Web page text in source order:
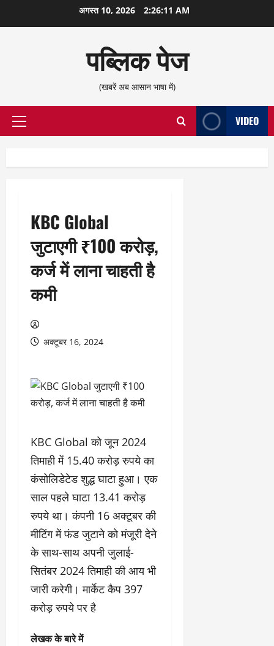
सामग्री
अगस्त 10, 2026 2:26:11 AM
पब्लिक पेज
(खबरें अब आसान भाषा में)
प्राथमिक
VIDEO
KBC Global
जुटाएगी ₹100 करोड़,
कर्ज में लाना चाहती है
कमी
अक्टूबर 16, 2024
KBC Global को जून 2024
तिमाही में 15.40 करोड़ रुपये का
कंसोलिडेटेड शुद्ध घाटा हुआ। एक
साल पहले घाटा 13.41 करोड़
रुपये था। कंपनी 16 अक्टूबर की
मीटिंग में फंड जुटाने को मंजूरी देने
के साथ-साथ अपनी जुलाई-
सितंबर 2024 तिमाही की आय भी
जारी करेगी। मार्केट कैप 397
करोड़ रुपये पर है
लेखक के बारे में